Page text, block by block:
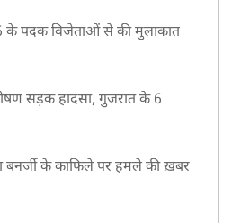
के पदक विजेताओं से की मुलाकात
सड़क हादसा, गुजरात के 6
बनर्जी के काफिले पर हमले की ख़बर